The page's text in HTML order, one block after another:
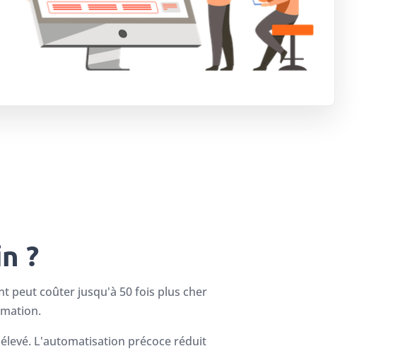
?
peut coûter jusqu'à 50 fois plus cher
L'automatisation précoce réduit